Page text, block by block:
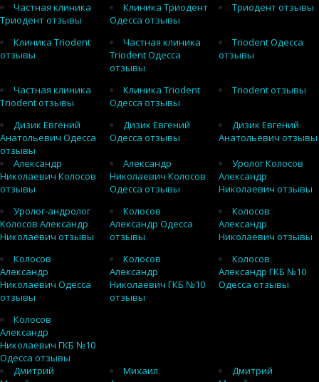
Частная клиника
Триодент отзывы
Клиника Триодент
Одесса отзывы
Триодент отзывы
Клиника Triodent
отзывы
Частная клиника
Triodent Одесса
отзывы
Triodent Одесса
отзывы
Частная клиника
Triodent отзывы
Клиника Triodent
Одесса отзывы
Triodent отзывы
Дизик Евгений
Анатольевич Одесса
отзывы
Дизик Евгений
Одесса отзывы
Дизик Евгений
Анатольевич отзывы
Александр
Николаевич Колосов
отзывы
Александр
Николаевич Колосов
Одесса отзывы
Уролог Колосов
Александр
Николаевич отзывы
Уролог-андролог
Колосов Александр
Николаевич отзывы
Колосов
Александр Одесса
отзывы
Колосов
Александр
Николаевич отзывы
Колосов
Александр
Николаевич Одесса
отзывы
Колосов
Александр
Николаевич ГКБ №10
отзывы
Колосов
Александр ГКБ №10
Одесса отзывы
Колосов
Александр
Николаевич ГКБ №10
Одесса отзывы
Дмитрий
Михаил
Дмитрий